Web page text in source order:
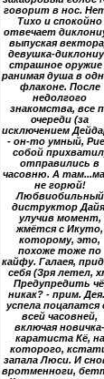
говорит в нос.
Тихо и спокойно
отвечает
выпуская
девушка-
страшное оружие
ранимая душа в
флаконе. После
недолгого
знакомства, все
очереди (за
исключением
- он-то умный,
собой
отправились в
часовню. А
не горюй!
Любвиобильный
диструктор
улучив момент,
жмётся с Икуто,
которому, это,
похоже тоже по
кайфу. Галаея,
себя (Зря летел,
Предупредить
никак? - прим.
успела поцапатся
всей часовней,
включая новичка-
каратиста Кё, на
которого,
запала Люси. И
вротменноги,